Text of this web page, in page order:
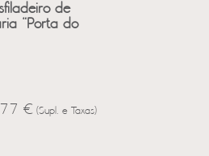
de
“Porta do
€ (Supl. e Taxas)